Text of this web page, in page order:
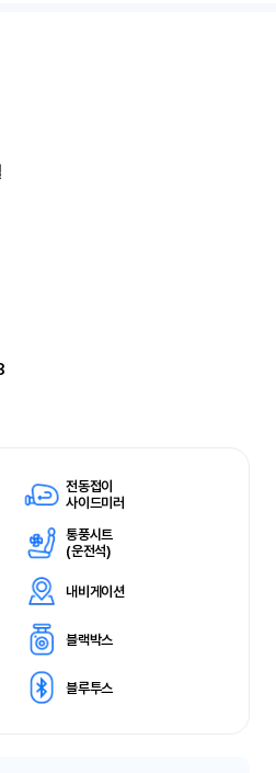
전동접이
사이드미러
통풍시트
(운전석)
내비게이션
블랙박스
블루투스